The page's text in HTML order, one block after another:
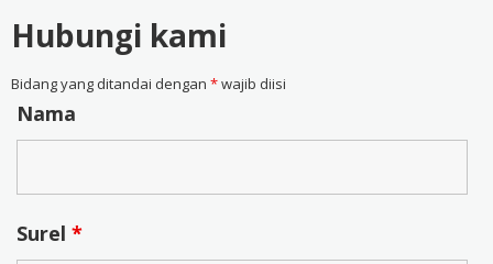
Hubungi kami
Bidang yang ditandai dengan *wajib diisi
Nama
Surel *